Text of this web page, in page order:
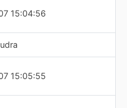
15:04:56
15:05:55